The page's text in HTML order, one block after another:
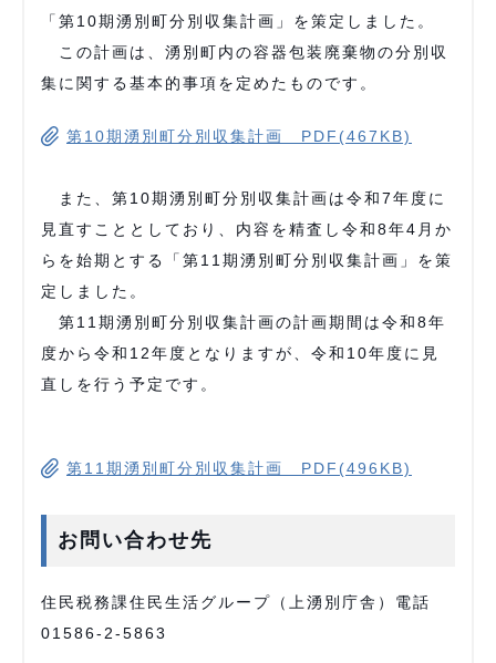
「第10期湧別町分別収集計画」を策定しました。
この計画は、湧別町内の容器包装廃棄物の分別収
集に関する基本的事項を定めたものです。
第10期湧別町分別収集計画 PDF(467KB)
また、第10期湧別町分別収集計画は令和7年度に
見直すこととしており、内容を精査し令和8年4月か
らを始期とする「第11期湧別町分別収集計画」を策
定しました。
第11期湧別町分別収集計画の計画期間は令和8年
度から令和12年度となりますが、令和10年度に見
直しを行う予定です。
第11期湧別町分別収集計画 PDF(496KB)
お問い合わせ先
住民税務課住民生活グループ（上湧別庁舎）電話
01586-2-5863